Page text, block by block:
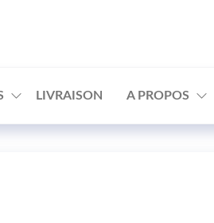
LIVRAISON A PROPOS